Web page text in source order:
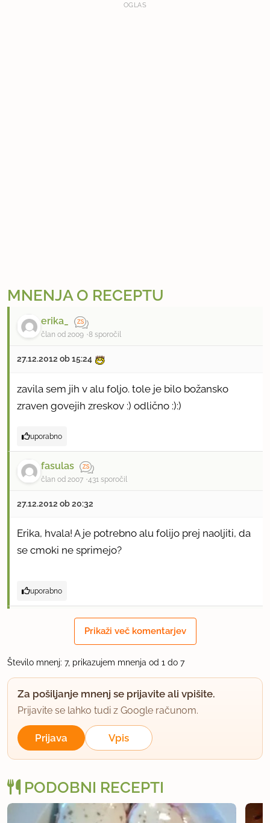
OGLAS
MNENJA O RECEPTU
erika_
član od 2009 8 sporočil
27.12.2012 ob 15:24
zavila sem jih v alu foljo. tole je bilo božansko
zraven govejih zreskov :) odlično :):)
uporabno
fasulas
član od 2007 431 sporočil
27.12.2012 ob 20:32
Erika, hvala! A je potrebno alu folijo prej naoljiti, da
se cmoki ne sprimejo?
uporabno
3697 sporočil
27.12.2012 ob 21:19
Jaz zavijem v prozorno folijo,šele potem v
srebrno..nič ne oljim...se lepo skuha
uporabno
29.12.2012 ob 17:26
Prikaži več komentarjev
Število mnenj: 7, prikazujem mnenja od 1 do 7
Za pošiljanje mnenj se prijavite ali vpišite.
Prijavite se lahko tudi z Google računom.
Prijava Vpis
PODOBNI RECEPTI